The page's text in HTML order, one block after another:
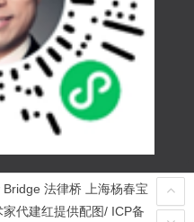
法律桥 上海杨春宝
代建红提供配图/ ICP备